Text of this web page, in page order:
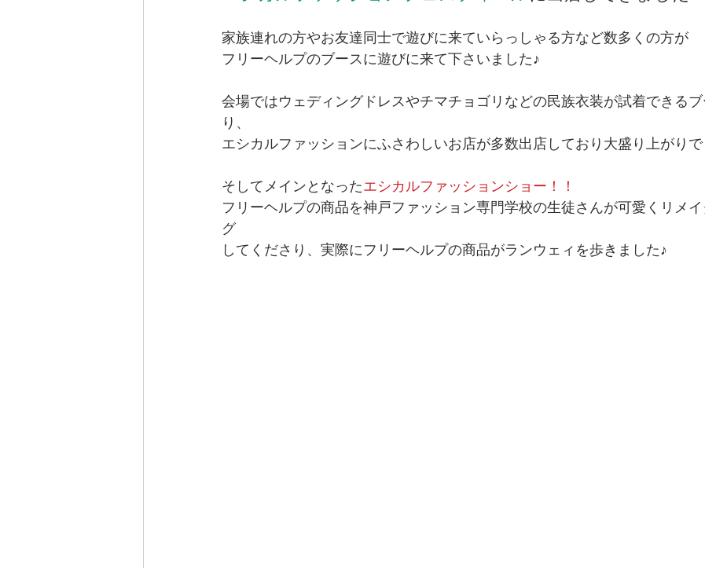
家族連れの方やお友達同士で遊びに来ていらっしゃる方など数多くの方が
フリーヘルプのブースに遊びに来て下さいました♪
会場ではウェディングドレスやチマチョゴリなどの民族衣装が試着できる
り、
エシカルファッションにふさわしいお店が多数出店しており大盛り上がりで
そしてメインとなったエシカルファッションショー！！
フリーヘルプの商品を神戸ファッション専門学校の生徒さんが可愛くリメ
グ
してくださり、実際にフリーヘルプの商品がランウェィを歩きました♪